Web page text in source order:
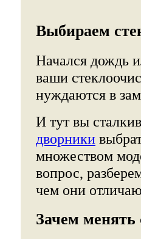
Выбираем
Начался дождь
ваши
нуждаются в
И тут вы
дворники
множеством
вопрос,
чем они
Зачем менять